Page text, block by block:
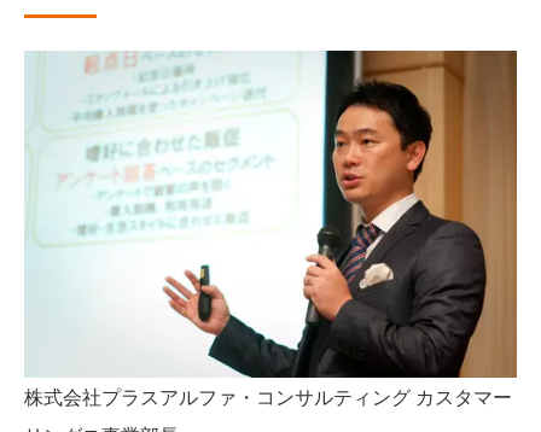
株式会社プラスアルファ・コンサルティング カスタマー